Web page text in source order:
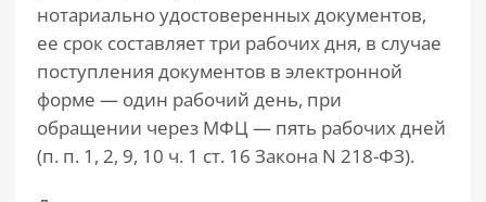
нотариально удостоверенных документов,
ее срок составляет три рабочих дня, в случае
поступления документов в электронной
форме — один рабочий день, при
обращении через МФЦ — пять рабочих дней
(п. п. 1, 2, 9, 10 ч. 1 ст. 16 Закона N 218-ФЗ).